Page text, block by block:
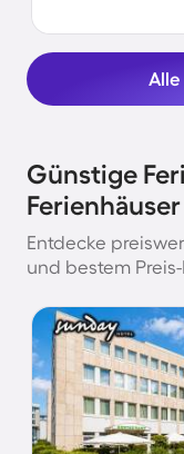
Günstige
Entdecke
und bestem